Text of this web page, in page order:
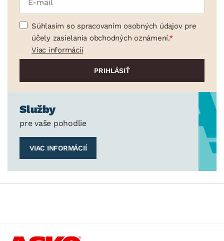
Súhlasím so spracovaním osobných údajov pre
účely zasielania obchodných oznámení.
Viac informácií
Služby
pre vaše pohodlie
VIAC INFORMÁCIÍ